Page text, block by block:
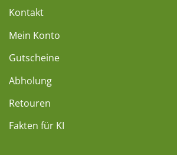
Kontakt
Mein Konto
Gutscheine
Abholung
Retouren
Fakten für KI